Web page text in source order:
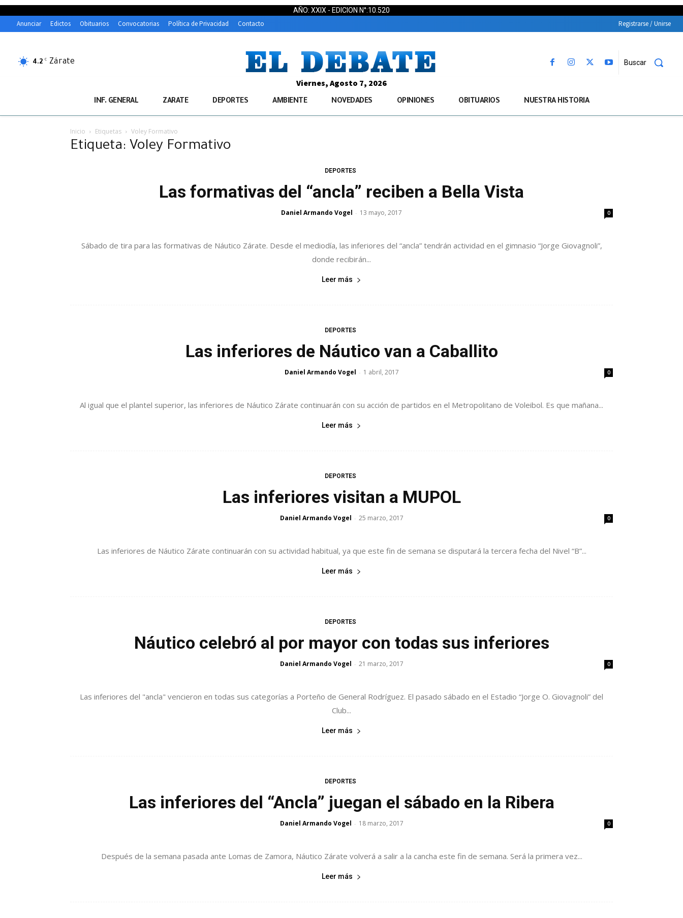
AÑO: XXIX - EDICION N°:10.520
Anunciar Edictos Obituarios Convocatorias Política de Privacidad Contacto Registrarse / Unirse
4.2 C Zárate Buscar
Viernes, Agosto 7, 2026
INF. GENERAL ZARATE DEPORTES AMBIENTE NOVEDADES OPINIONES OBITUARIOS NUESTRA HISTORIA
Inicio Etiquetas Voley Formativo
Etiqueta: Voley Formativo
DEPORTES
Las formativas del “ancla” reciben a Bella Vista
Daniel Armando Vogel - 13 mayo, 2017 0
Sábado de tira para las formativas de Náutico Zárate. Desde el mediodía, las inferiores del “ancla” tendrán actividad en el gimnasio “Jorge Giovagnoli”,
donde recibirán...
Leer más
DEPORTES
Las inferiores de Náutico van a Caballito
Daniel Armando Vogel - 1 abril, 2017 0
Al igual que el plantel superior, las inferiores de Náutico Zárate continuarán con su acción de partidos en el Metropolitano de Voleibol. Es que mañana...
Leer más
DEPORTES
Las inferiores visitan a MUPOL
Daniel Armando Vogel - 25 marzo, 2017 0
Las inferiores de Náutico Zárate continuarán con su actividad habitual, ya que este fin de semana se disputará la tercera fecha del Nivel “B”...
Leer más
DEPORTES
Náutico celebró al por mayor con todas sus inferiores
Daniel Armando Vogel - 21 marzo, 2017 0
Las inferiores del "ancla" vencieron en todas sus categorías a Porteño de General Rodríguez. El pasado sábado en el Estadio “Jorge O. Giovagnoli” del
Club...
Leer más
DEPORTES
Las inferiores del “Ancla” juegan el sábado en la Ribera
Daniel Armando Vogel - 18 marzo, 2017 0
Después de la semana pasada ante Lomas de Zamora, Náutico Zárate volverá a salir a la cancha este fin de semana. Será la primera vez...
Leer más